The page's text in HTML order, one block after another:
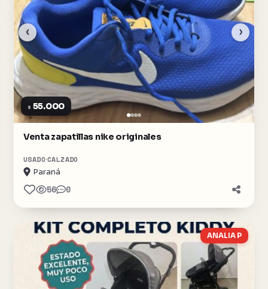
‹ ›
$ 55.000
Venta zapatillas nike originales
USADO CALZADO
Paraná
56 0
ANALIA P